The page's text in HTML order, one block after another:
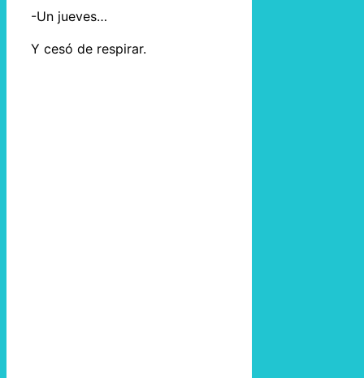
-Un jueves…
Y cesó de respirar.